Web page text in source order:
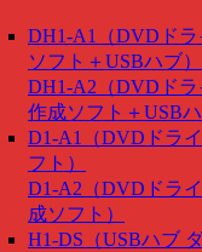
DH1-A1（DVDド
ソフト＋USBハブ）
DH1-A2（DVDド
作成ソフト＋USBハ
D1-A1（DVDドラ
フト）
D1-A2（DVDドラ
成ソフト）
H1-DS（USBハブ